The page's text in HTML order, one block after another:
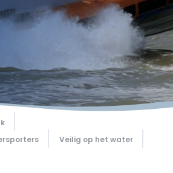
Veilig op het water